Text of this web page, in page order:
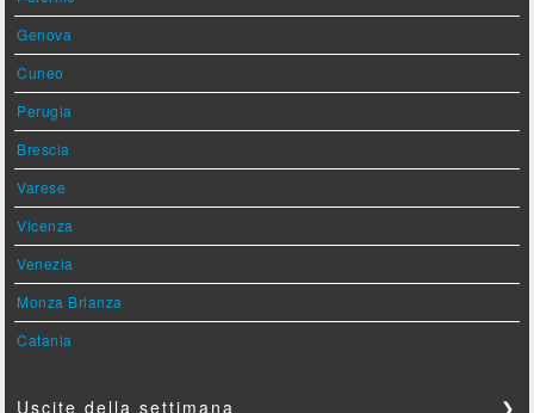
Genova
Cuneo
Perugia
Brescia
Varese
Vicenza
Venezia
Monza Brianza
Catania
Uscite della settimana ❯